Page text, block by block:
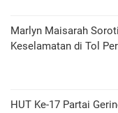
Marlyn Maisarah
Keselamatan di Tol
HUT Ke-17 Partai